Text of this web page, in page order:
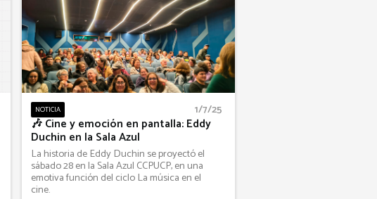
NOTICIA 1/7/25
🎶 Cine y emoción en pantalla: Eddy
Duchin en la Sala Azul
La historia de Eddy Duchin se proyectó el
sábado 28 en la Sala Azul CCPUCP, en una
emotiva función del ciclo La música en el
cine.